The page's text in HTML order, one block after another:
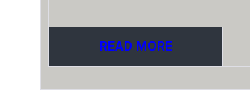
READ MORE